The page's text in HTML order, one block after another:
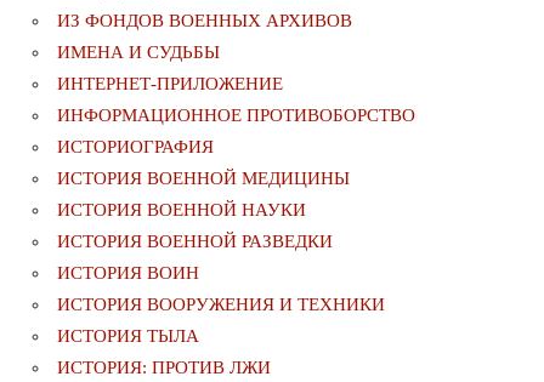
ИЗ ФОНДОВ ВОЕННЫХ АРХИВОВ
ИМЕНА И СУДЬБЫ
ИНТЕРНЕТ-ПРИЛОЖЕНИЕ
ИНФОРМАЦИОННОЕ ПРОТИВОБОРСТВО
ИСТОРИОГРАФИЯ
ИСТОРИЯ ВОЕННОЙ МЕДИЦИНЫ
ИСТОРИЯ ВОЕННОЙ НАУКИ
ИСТОРИЯ ВОЕННОЙ РАЗВЕДКИ
ИСТОРИЯ ВОИН
ИСТОРИЯ ВООРУЖЕНИЯ И ТЕХНИКИ
ИСТОРИЯ ТЫЛА
ИСТОРИЯ: ПРОТИВ ЛЖИ